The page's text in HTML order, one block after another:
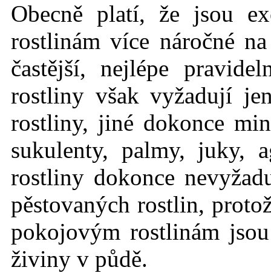
Obecně platí, že jsou
rostlinám více náročné
častější, nejlépe
rostliny však vyžadují
rostliny, jiné dokonce
sukulenty, palmy, juky,
rostliny dokonce
pěstovaných rostlin,
pokojovým rostlinám
živiny v půdě.